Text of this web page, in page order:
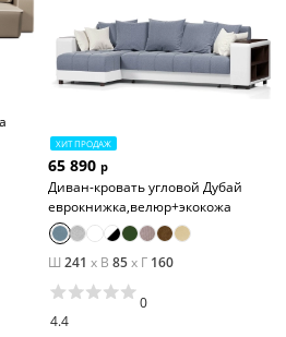
ХИТ ПРОДАЖ
65 890 р
Диван-кровать угловой Дубай
еврокнижка,велюр+экокожа
Ш 241 x В 85x Г 160
4.4
0